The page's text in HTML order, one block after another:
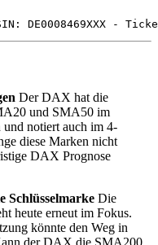
DE0008469XXX -
Der DAX hat die
und SMA50 im
und notiert auch im 4-
diese Marken nicht
DAX Prognose
Schlüsselmarke Die
heute erneut im Fokus.
könnte den Weg in